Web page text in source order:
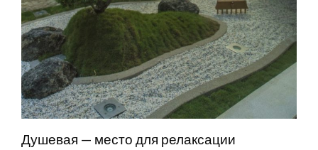
Душевая — место для релаксации